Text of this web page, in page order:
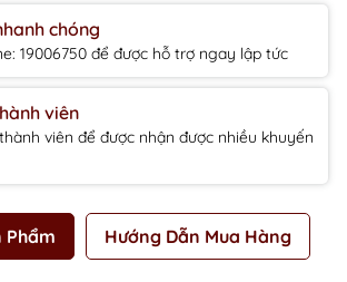
chóng
19006750 để được hỗ trợ ngay lập tức
viên
viên để được nhận được nhiều khuyến
Phẩm Hướng Dẫn Mua Hàng